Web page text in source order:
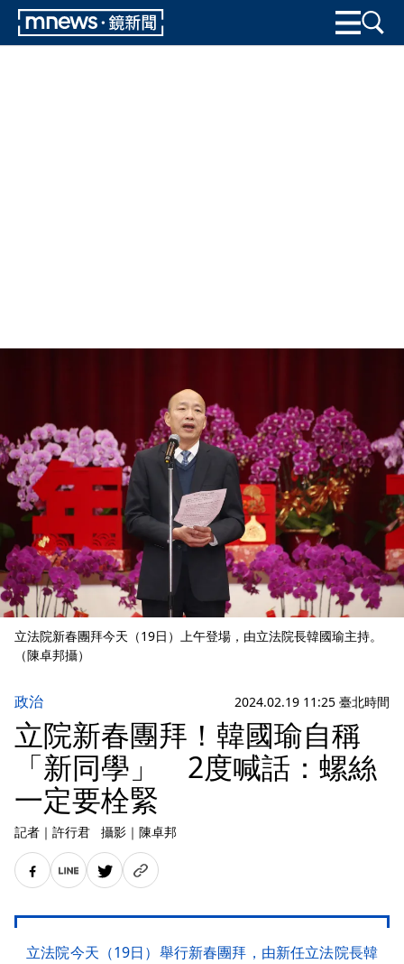
立法院新春團拜今天（19日）上午登場，由立法院長韓國瑜主持。
（陳卓邦攝）
政治 2024.02.19 11:25 臺北時間
立院新春團拜！韓國瑜自稱
「新同學」 2度喊話：螺絲
一定要栓緊
記者 ｜ 許行君 攝影 ｜ 陳卓邦
立法院今天（19日）舉行新春團拜，由新任立法院長韓